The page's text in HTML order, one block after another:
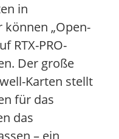
in
„Open-
RTX-PRO-
Der große
Karten stellt
für das
das